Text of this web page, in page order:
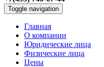
Toggle navigation
Главная
О компании
Юридические лица
Физические лица
Цены